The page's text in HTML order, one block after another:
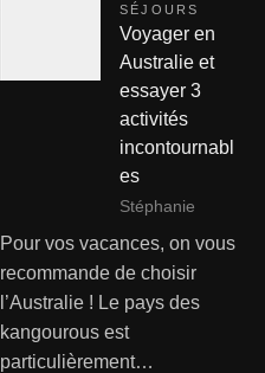
SÉJOURS
Voyager en
Australie et
essayer 3
activités
incontournabl
es
Stéphanie
Pour vos vacances, on vous
recommande de choisir
l’Australie ! Le pays des
kangourous est
particulièrement…